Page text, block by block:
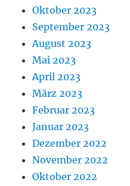
Oktober 2023
September 2023
August 2023
Mai 2023
April 2023
März 2023
Februar 2023
Januar 2023
Dezember 2022
November 2022
Oktober 2022